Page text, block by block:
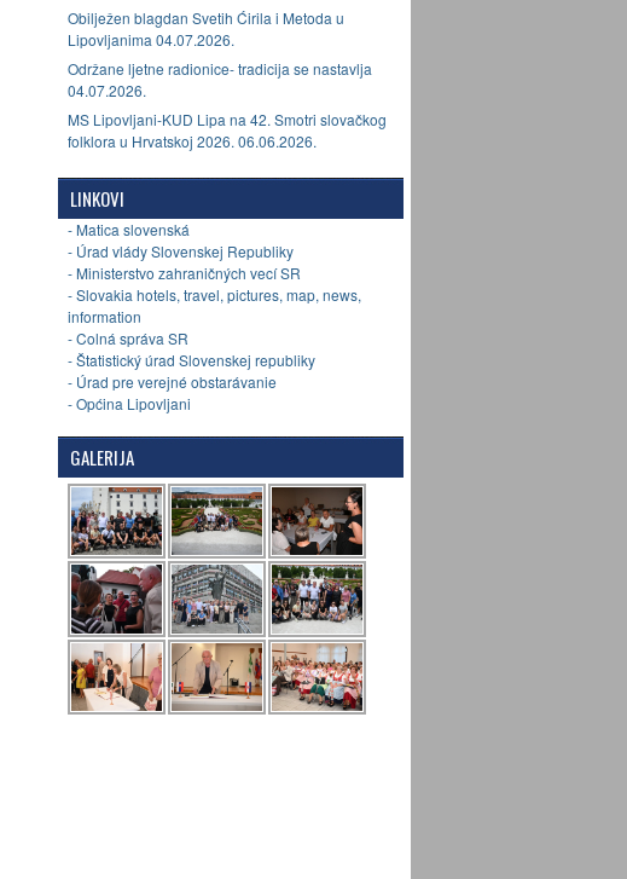
Obilježen blagdan Svetih Ćirila i Metoda u
Lipovljanima 04.07.2026.
Održane ljetne radionice- tradicija se nastavlja
04.07.2026.
MS Lipovljani-KUD Lipa na 42. Smotri slovačkog
folklora u Hrvatskoj 2026. 06.06.2026.
LINKOVI
- Matica slovenská
- Úrad vlády Slovenskej Republiky
- Ministerstvo zahraničných vecí SR
- Slovakia hotels, travel, pictures, map, news,
information
- Colná správa SR
- Štatistický úrad Slovenskej republiky
- Úrad pre verejné obstarávanie
- Općina Lipovljani
GALERIJA